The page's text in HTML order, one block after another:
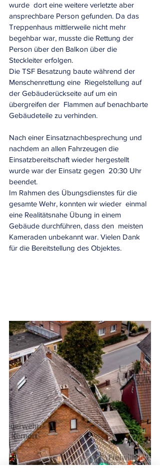
wurde  dort eine weitere verletzte aber
ansprechbare Person gefunden. Da das
Treppenhaus mittlerweile nicht mehr
begehbar war, musste die Rettung der
Person über den Balkon über die
Steckleiter erfolgen.
Die TSF Besatzung baute während der
Menschenrettung eine  Riegelstellung auf
der Gebäuderückseite auf um ein
übergreifen der  Flammen auf benachbarte
Gebäudeteile zu verhinden.
Nach einer Einsatznachbesprechung und
nachdem an allen Fahrzeugen die
Einsatzbereitschaft wieder hergestellt
wurde war der Einsatz gegen  20:30 Uhr
beendet.
Im Rahmen des Übungsdienstes für die
gesamte Wehr, konnten wir wieder  einmal
eine Realitätsnahe Übung in einem
Gebäude durchführen, dass den  meisten
Kameraden unbekannt war. Vielen Dank
für die Bereitstellung des Objektes.